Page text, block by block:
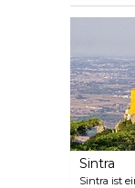
Rundgang
Sintra
Sintra ist